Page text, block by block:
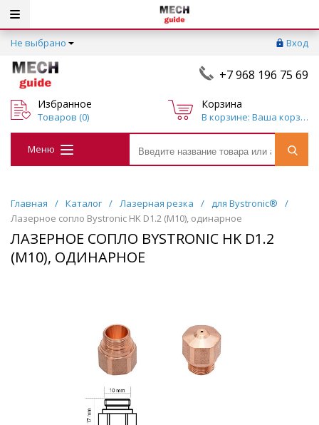
Не выбрано Вход
+7 968 196 75 69
Избранное
Товаров (0)
Корзина
Ваша корзина пуста
Меню
Главная / Каталог / Лазерная резка / для Bystronic®
/
Лазерное сопло Bystronic HK D1.2 (M10), одинарное
ЛАЗЕРНОЕ СОПЛО BYSTRONIC HK D1.2
(M10), ОДИНАРНОЕ